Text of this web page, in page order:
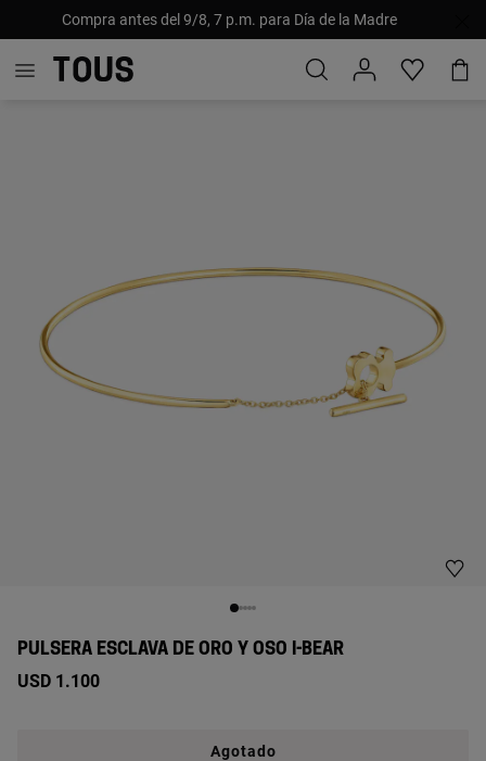
Compra antes del 9/8, 7 p.m. para Día de la Madre
PULSERA ESCLAVA DE ORO Y OSO I-BEAR
USD 1.100
Agotado